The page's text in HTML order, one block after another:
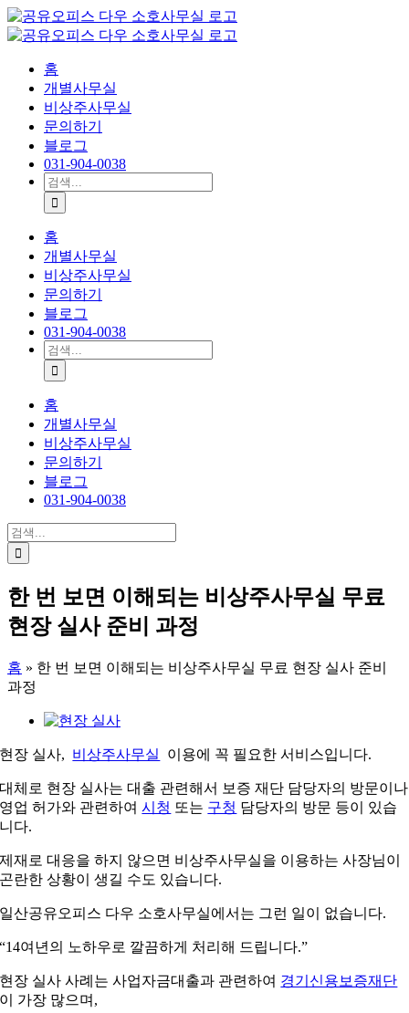
콘
텐
홈
개별사무실
비상주사무실
문의하기
블로그
031-904-0038
검
색:
홈
개별사무실
비상주사무실
문의하기
블로그
031-904-0038
검
색:
홈
개별사무실
비상주사무실
문의하기
블로그
031-904-0038
검
색:
한 번 보면 이해되는 비상주사무실 무료
현장 실사 준비 과정
홈 » 한 번 보면 이해되는 비상주사무실 무료 현장 실사 준비
과정
View
Image
현장 실사, 비상주사무실 이용에 꼭 필요한 서비스입니다.
대체로 현장 실사는 대출 관련해서 보증 재단 담당자의 방문이나
영업 허가와 관련하여시청 또는 구청 담당자의 방문 등이 있습
니다.
제재로 대응을 하지 않으면 비상주사무실을 이용하는 사장님이
곤란한 상황이 생길 수도 있습니다.
일산공유오피스 다우 소호사무실에서는 그런 일이 없습니다.
“14여년의 노하우로 깔끔하게 처리해 드립니다.”
현장 실사 사례는 사업자금대출과 관련하여 경기신용보증재단
이 가장 많으며,